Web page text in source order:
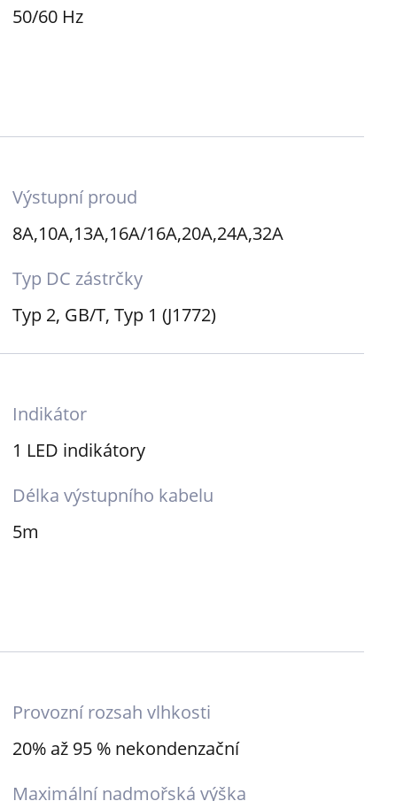
50/60 Hz
Výstupní proud
8A,10A,13A,16A/16A,20A,24A,32A
Typ DC zástrčky
Typ 2, GB/T, Typ 1 (J1772)
Indikátor
1 LED indikátory
Délka výstupního kabelu
5m
Provozní rozsah vlhkosti
20% až 95 % nekondenzační
Maximální nadmořská výška